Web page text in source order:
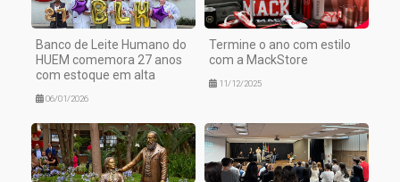
Banco de Leite Humano do
HUEM comemora 27 anos
com estoque em alta
06/01/2026
Termine o ano com estilo
com a MackStore
11/12/2025